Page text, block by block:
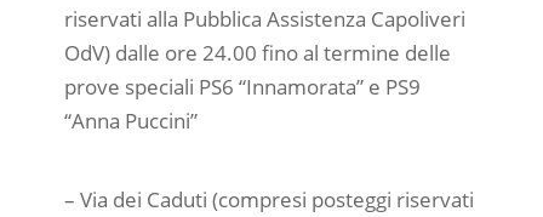
riservati alla Pubblica Assistenza Capoliveri
OdV) dalle ore 24.00 fino al termine delle
prove speciali PS6 “Innamorata” e PS9
“Anna Puccini”
– Via dei Caduti (compresi posteggi riservati